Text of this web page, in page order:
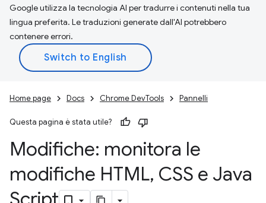
Google utilizza la tecnologia AI per tradurre i contenuti nella tua
lingua preferita. Le traduzioni generate dall'AI potrebbero
contenere errori.
Home page Docs Chrome DevTools Pannelli
Questa pagina è stata utile?
Modifiche: monitora le
modifiche HTML, CSS e Java